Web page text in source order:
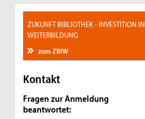
ZUKUNFT BIBLIOTHEK - INVESTITION IN
WEITERBILDUNG
zum ZBIW
Kontakt
Fragen zur Anmeldung
beantwortet: